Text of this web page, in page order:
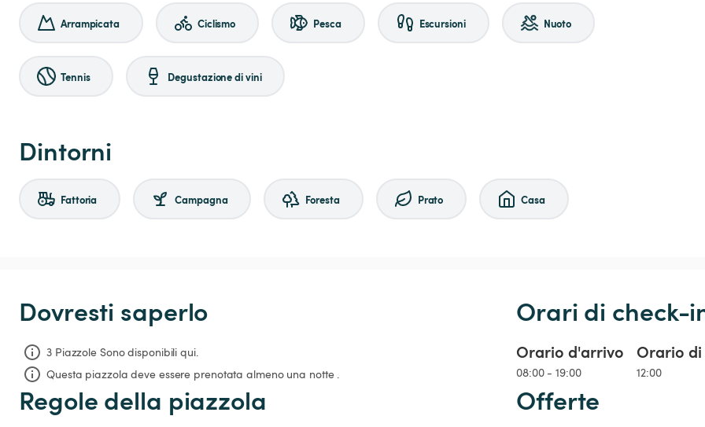
Arrampicata Ciclismo Pesca Escursioni Nuoto
Tennis Degustazione di vini
Dintorni
Fattoria Campagna Foresta Prato Casa
Dovresti saperlo
3 Piazzole Sono disponibili qui.
Questa piazzola deve essere prenotata almeno una notte .
Orari di check-
Orario d'arrivo
08:00 - 19:00
Orario
12:00
Regole della piazzola Offerte